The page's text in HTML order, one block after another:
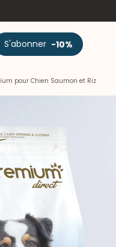
S'abonner -10%
pour Chien Saumon et Riz